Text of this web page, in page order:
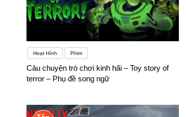
Hoạt Hình Phim
Câu chuyện trò chơi kinh hãi – Toy story of
terror – Phụ đề song ngữ